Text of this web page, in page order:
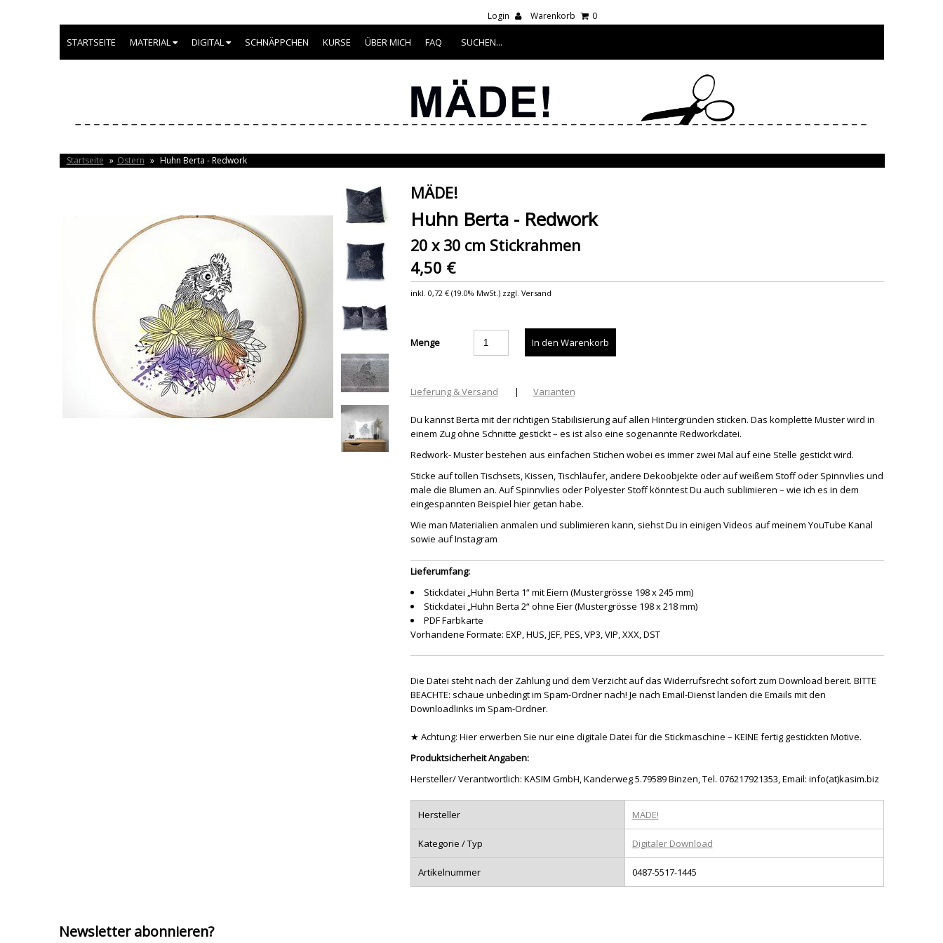
Login Warenkorb 0
STARTSEITE MATERIAL DIGITAL SCHNÄPPCHEN KURSE ÜBER MICH FAQ
Startseite » Ostern » Huhn Berta - Redwork
MÄDE!
Huhn Berta - Redwork
20 x 30 cm Stickrahmen
4,50 €
inkl. 0,72 €(19.0% MwSt.) zzgl. Versand
Menge
Lieferung & Versand | Varianten
Du kannst Berta mit der richtigen Stabilisierung auf allen Hintergründen sticken. Das komplette Muster wird in
einem Zug ohne Schnitte gestickt – es ist also eine sogenannte Redworkdatei.
Redwork- Muster bestehen aus einfachen Stichen wobei es immer zwei Mal auf eine Stelle gestickt wird.
Sticke auf tollen Tischsets, Kissen, Tischläufer, andere Dekoobjekte oder auf weißem Stoff oder Spinnvlies und
male die Blumen an. Auf Spinnvlies oder Polyester Stoff könntest Du auch sublimieren – wie ich es in dem
eingespannten Beispiel hier getan habe.
Wie man Materialien anmalen und sublimieren kann, siehst Du in einigen Videos auf meinem YouTube Kanal
sowie auf Instagram
Lieferumfang:
Stickdatei „Huhn Berta 1“ mit Eiern (Mustergrösse 198 x 245 mm)
Stickdatei „Huhn Berta 2“ ohne Eier (Mustergrösse 198 x 218 mm)
PDF Farbkarte
Vorhandene Formate: EXP, HUS, JEF, PES, VP3, VIP, XXX, DST
Die Datei steht nach der Zahlung und dem Verzicht auf das Widerrufsrecht sofort zum Download bereit. BITTE
BEACHTE: schaue unbedingt im Spam-Ordner nach! Je nach Email-Dienst landen die Emails mit den
Downloadlinks im Spam-Ordner.
★ Achtung: Hier erwerben Sie nur eine digitale Datei für die Stickmaschine – KEINE fertig gestickten Motive.
Produktsicherheit Angaben:
Hersteller/ Verantwortlich: KASIM GmbH, Kanderweg 5.79589 Binzen, Tel. 076217921353, Email: info(at)kasim.biz
Hersteller MÄDE!
Kategorie / Typ Digitaler Download
Artikelnummer 0487-5517-1445
Newsletter abonnieren?